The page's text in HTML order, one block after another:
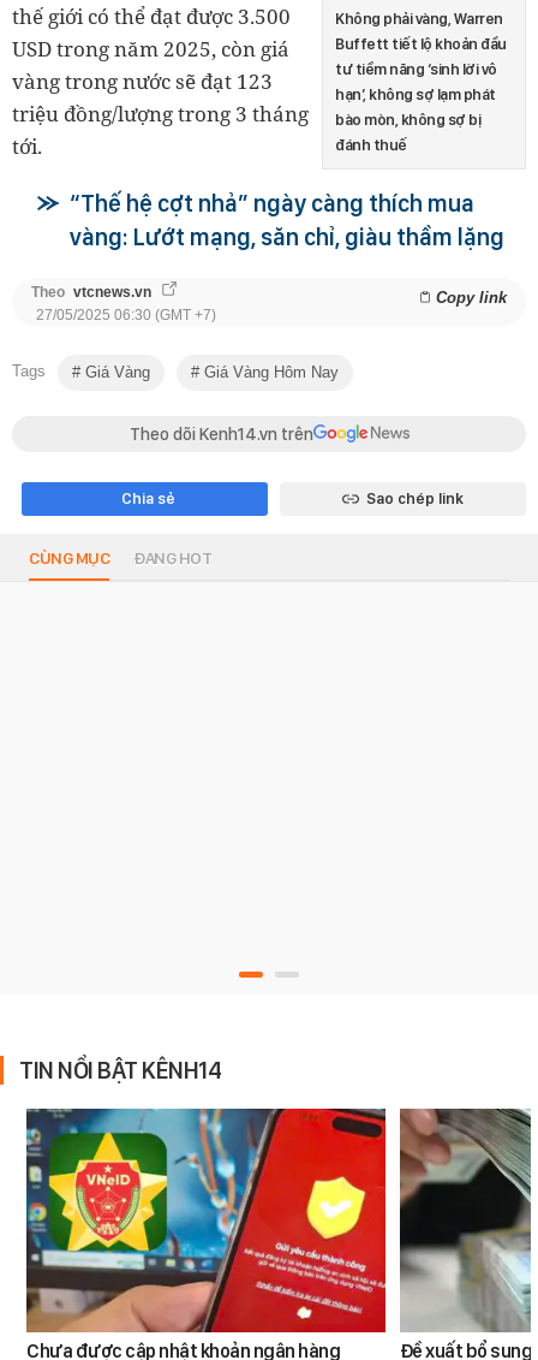
Không phải vàng, Warren
Buffett tiết lộ khoản đầu
tư tiềm năng ‘sinh lời vô
hạn’, không sợ lạm phát
bào mòn, không sợ bị
đánh thuế
thế giới có thể đạt được 3.500
USD trong năm 2025, còn giá
vàng trong nước sẽ đạt 123
triệu đồng/lượng trong 3 tháng
tới.
“Thế hệ cợt nhả” ngày càng thích mua
vàng: Lướt mạng, săn chỉ, giàu thầm lặng
Theo vtcnews.vn Copy link
27/05/2025 06:30 (GMT +7)
Tags Giá Vàng Giá Vàng Hôm Nay
Theo dõi Kenh14.vn trên
Chia sẻ Sao chép link
CÙNG MỤC ĐANG HOT
TIN NỔI BẬT KÊNH14
Chưa được cập nhật khoản ngân hàng
Đề xuất bổ